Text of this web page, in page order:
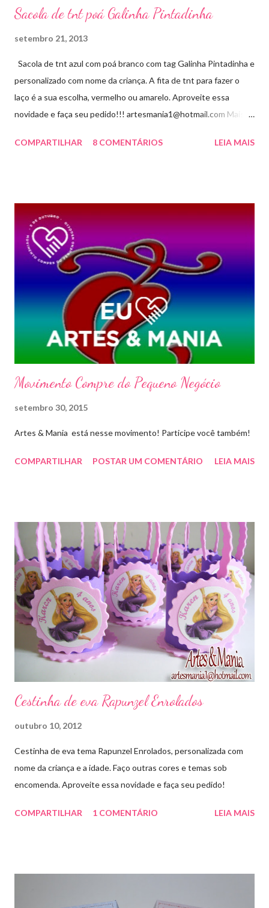
Sacola de tnt poá Galinha Pintadinha
setembro 21, 2013
Sacola de tnt azul com poá branco com tag Galinha Pintadinha e
personalizado com nome da criança. A fita de tnt para fazer o
laço é a sua escolha, vermelho ou amarelo. Aproveite essa
novidade e faça seu pedido!!! artesmania1@hotmail.com Mais
COMPARTILHAR
8 COMENTÁRIOS LEIA MAIS
Movimento Compre do Pequeno Negócio
setembro 30, 2015
Artes & Mania está nesse movimento! Participe você também!
COMPARTILHAR POSTAR UM COMENTÁRIO LEIA MAIS
Cestinha de eva Rapunzel Enrolados
outubro 10, 2012
Cestinha de eva tema Rapunzel Enrolados, personalizada com
nome da criança e a idade. Faço outras cores e temas sob
encomenda. Aproveite essa novidade e faça seu pedido!
COMPARTILHAR 1 COMENTÁRIO LEIA MAIS